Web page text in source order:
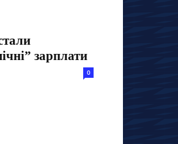
зарплати
0